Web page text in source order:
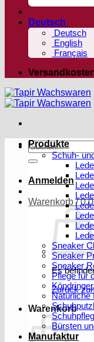
Deutsch
Deutsch
English
Français
Suchen
nach:
Anmelden
Warenkorb /
Es
Zurück
Warenkorb
Produkte
Schuh-
Sneaker
Sneaker
Sneaker
Pflege für
Natürliche
Bürsten
Manufaktur